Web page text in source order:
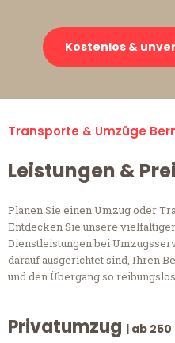
Kostenlos &
Transporte & Umzüge
Leistungen &
Planen Sie einen Umzug oder
Entdecken Sie unsere
Dienstleistungen bei
darauf ausgerichtet sind, Ihren
und den Übergang so
Privatumzug | ab 250